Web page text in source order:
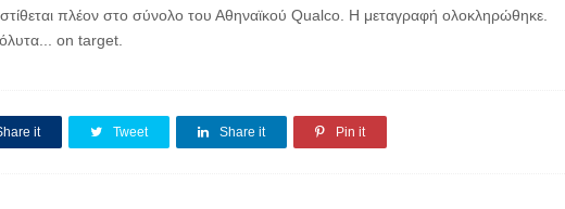
πλέον στο σύνολο του Αθηναϊκού Qualco. Η μεταγραφή ολοκληρώθηκε.
on target.
it Tweet Share it Pin it